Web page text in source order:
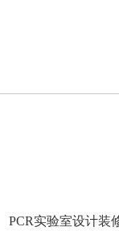
PCR实验室设计装